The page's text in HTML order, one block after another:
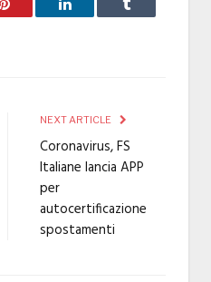
NEXT ARTICLE
Coronavirus, FS
Italiane lancia APP
per
autocertificazione
spostamenti